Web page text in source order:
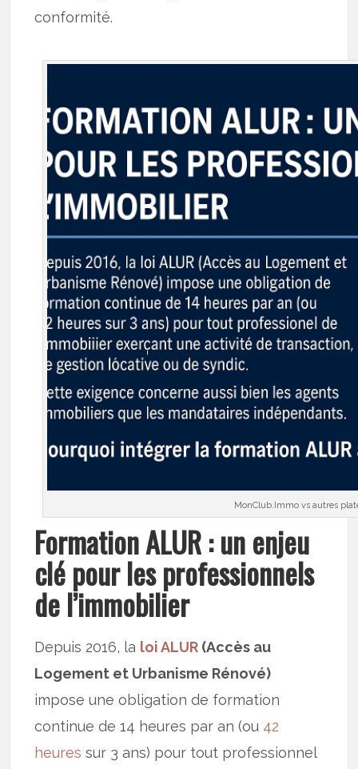
conformité.
MonClub.Immo vs autres
Formation ALUR : un enjeu
clé pour les professionnels
de l’immobilier
Depuis 2016, la loi ALUR (Accès au
Logement et Urbanisme Rénové)
impose une obligation de formation
continue de 14 heures par an (ou 42
heures sur 3 ans) pour tout professionnel